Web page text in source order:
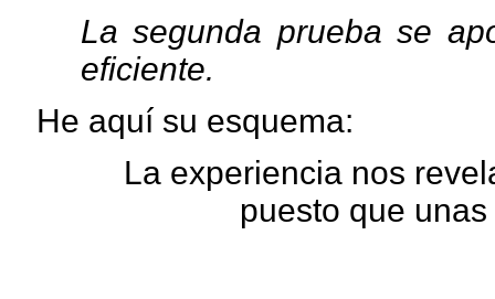
La segunda prueba se
eficiente.
He aquí su esquema:
La experiencia nos
puesto que